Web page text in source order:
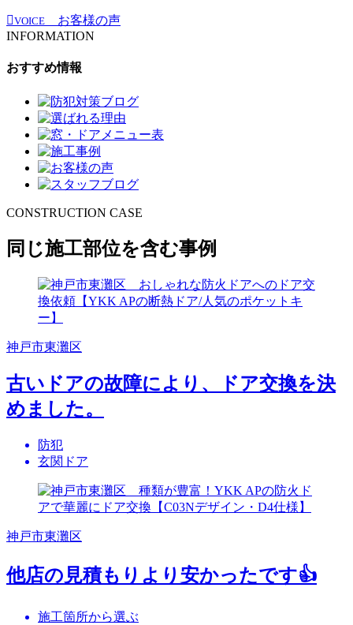
VOICE
お客様の声
INFORMATION
おすすめ情報
CONSTRUCTION CASE
同じ施工部位を含む事例
神戸市東灘区
古いドアの故障により、ドア交換を決
めました。
防犯
玄関ドア
神戸市東灘区
他店の見積もりより安かったです👍
施工箇所から選ぶ